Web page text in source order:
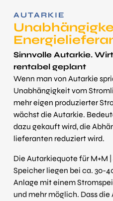
AUTARKIE
Sinnvolle Autarkie.
rentabel geplant
Wenn man von Autarkie
Unabhängigkeit vom
mehr eigen produzierter
wächst die Autarkie.
dazu gekauft wird, die
lieferanten reduziert wird.
Die Autarkiequote für M+M
Speicher liegen bei ca. 30-
Anlage mit einem
und mehr möglich. Dass